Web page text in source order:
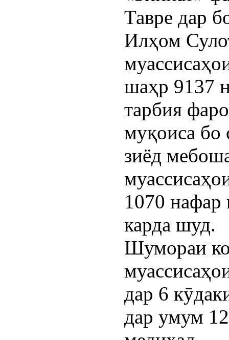
Тавре дар
Илҳом
шаҳр 9137
тарбия
муқоиса бо
зиёд
1070 нафар
карда шуд.
Шумораи
дар 6
дар умум